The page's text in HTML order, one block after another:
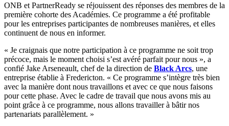
ONB et PartnerReady se réjouissent des réponses des membres de la
première cohorte des Académies. Ce programme a été profitable
pour les entreprises participantes de nombreuses manières, et elles
continuent de nous en informer.
« Je craignais que notre participation à ce programme ne soit trop
précoce, mais le moment choisi s’est avéré parfait pour nous », a
confié Jake Arseneault, chef de la direction de Black Arcs, une
entreprise établie à Fredericton. « Ce programme s’intègre très bien
avec la manière dont nous travaillons et avec ce que nous faisons
pour cette phase. Avec le cadre de travail que nous avons mis au
point grâce à ce programme, nous allons travailler à bâtir nos
partenariats parallèlement. »